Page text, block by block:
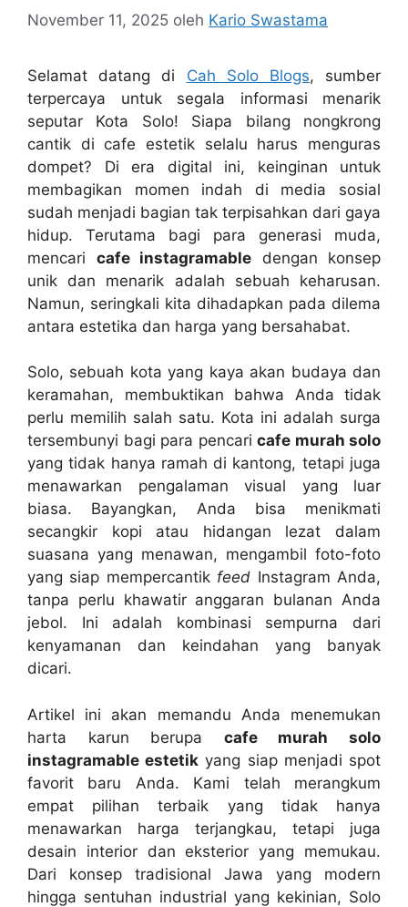
November 11, 2025 oleh Kario Swastama
Selamat datang di Cah Solo Blogs, sumber
terpercaya untuk segala informasi menarik
seputar Kota Solo! Siapa bilang nongkrong
cantik di cafe estetik selalu harus menguras
dompet? Di era digital ini, keinginan untuk
membagikan momen indah di media sosial
sudah menjadi bagian tak terpisahkan dari gaya
hidup. Terutama bagi para generasi muda,
mencari cafe instagramable dengan konsep
unik dan menarik adalah sebuah keharusan.
Namun, seringkali kita dihadapkan pada dilema
antara estetika dan harga yang bersahabat.
Solo, sebuah kota yang kaya akan budaya dan
keramahan, membuktikan bahwa Anda tidak
perlu memilih salah satu. Kota ini adalah surga
tersembunyi bagi para pencari cafe murah solo
yang tidak hanya ramah di kantong, tetapi juga
menawarkan pengalaman visual yang luar
biasa. Bayangkan, Anda bisa menikmati
secangkir kopi atau hidangan lezat dalam
suasana yang menawan, mengambil foto-foto
yang siap mempercantik feed Instagram Anda,
tanpa perlu khawatir anggaran bulanan Anda
jebol. Ini adalah kombinasi sempurna dari
kenyamanan dan keindahan yang banyak
dicari.
Artikel ini akan memandu Anda menemukan
harta karun berupa cafe murah solo
instagramable estetik yang siap menjadi spot
favorit baru Anda. Kami telah merangkum
empat pilihan terbaik yang tidak hanya
menawarkan harga terjangkau, tetapi juga
desain interior dan eksterior yang memukau.
Dari konsep tradisional Jawa yang modern
hingga sentuhan industrial yang kekinian, Solo